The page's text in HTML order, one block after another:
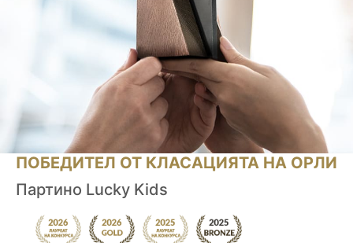
ПОБЕДИТЕЛ ОТ КЛАСАЦИЯТА НА ОРЛИ
Партино Lucky Kids